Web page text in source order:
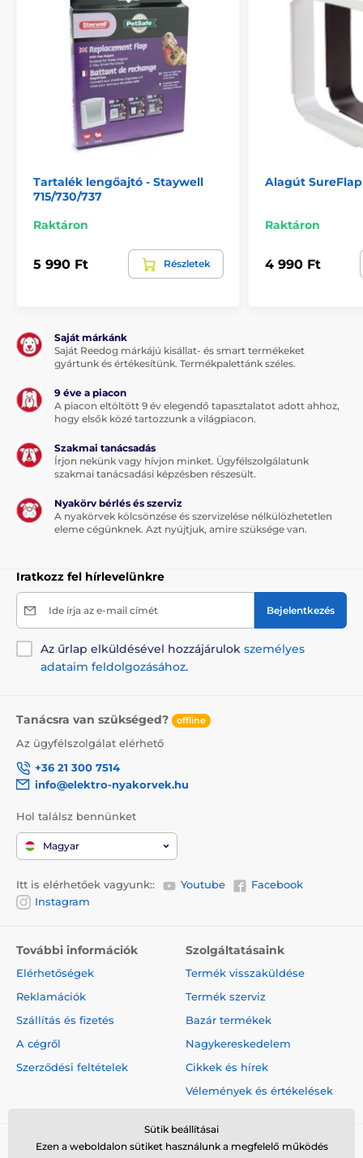
Tartalék lengőajtó - Staywell
715/730/737
Raktáron
5 990 Ft Részletek
Alagút
Raktáron
4 990 Ft
Saját márkánk
Saját Reedog márkájú kisállat- és smart termékeket
gyártunk és értékesítünk. Termékpalettánk széles.
9 éve a piacon
A piacon eltöltött 9 év elegendő tapasztalatot adott ahhoz,
hogy elsők közé tartozzunk a világpiacon.
Szakmai tanácsadás
Írjon nekünk vagy hívjon minket. Ügyfélszolgálatunk
szakmai tanácsadási képzésben részesült.
Nyakörv bérlés és szerviz
A nyakörvek kölcsönzése és szervizelése nélkülözhetetlen
eleme cégünknek. Azt nyújtjuk, amire szüksége van.
Iratkozz fel hírlevelünkre
Ide írja az e-mail címét Bejelentkezés
Az űrlap elküldésével hozzájárulok személyes
adataim feldolgozásához.
Tanácsra van szükséged? offline
Az ügyfélszolgálat elérhető
+36 21 300 7514
info@elektro-nyakorvek.hu
Hol találsz bennünket
Magyar
Itt is elérhetőek vagyunk:: Youtube
Facebook
Instagram
További információk
Elérhetőségek
Reklamációk
Szállítás és fizetés
A cégről
Szerződési feltételek
Szolgáltatásaink
Termék visszaküldése
Termék szerviz
Bazár termékek
Nagykereskedelem
Cikkek és hírek
Vélemények és értékelések
Sütik beállításai
Ezen a weboldalon sütiket használunk a megfelelő működés